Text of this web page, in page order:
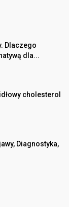
Dlaczego
dla...
cholesterol
Diagnostyka,